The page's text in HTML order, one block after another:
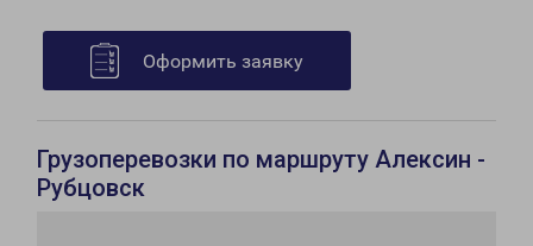
Оформить заявку
Грузоперевозки по маршруту Алексин -
Рубцовск